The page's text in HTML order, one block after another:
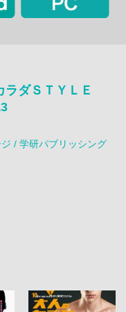
ラダＳＴＹＬＥ
/ 学研パブリッシング